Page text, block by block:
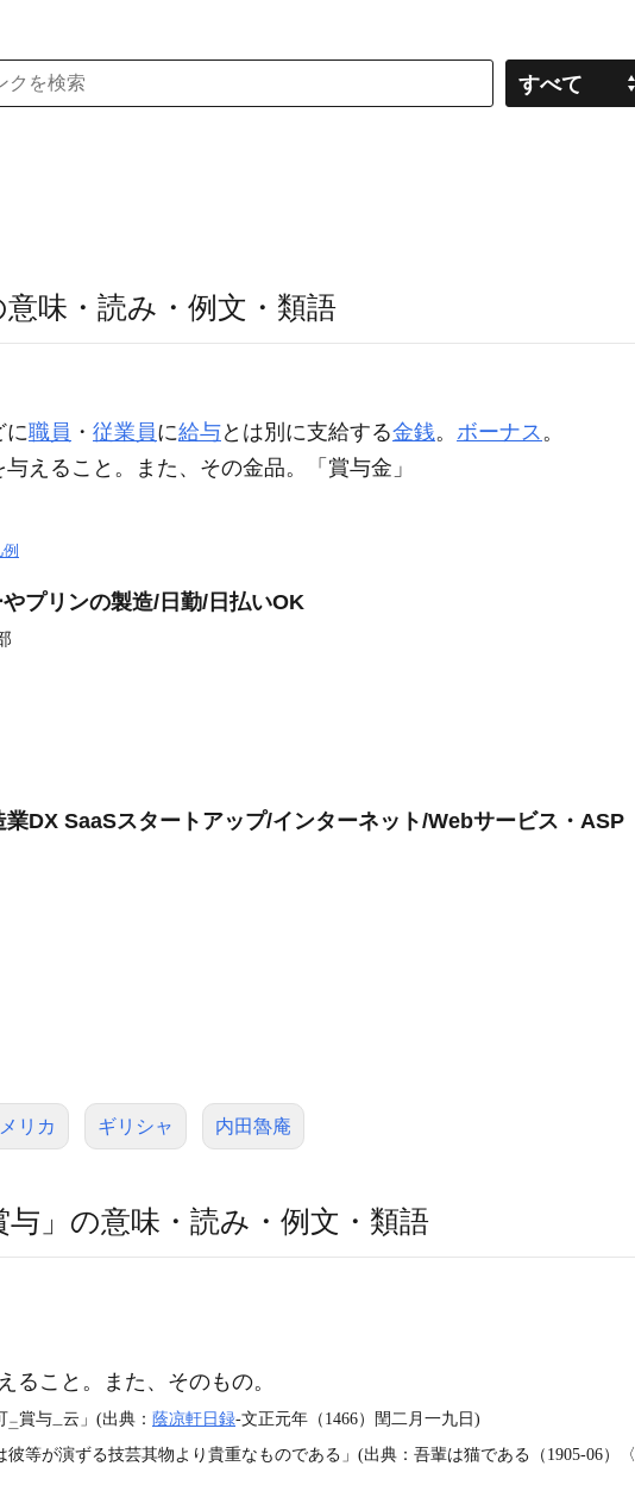
すべて
意味・読み・例文・類語
に職員 ・ 従業員に給与とは別に支給する金銭。 ボーナス。
与えること。また、その金品。「 賞与金」
例
プリンの製造/日勤/日払いOK
業DX SaaSスタートアップ/インターネット/Webサービス・ASP
リカ ギリシャ 内田魯庵
与」の意味・読み・例文・類語
こと。また、そのもの。
二賞与一云」(出典： 蔭凉軒日録‐文正元年（1466）閏二月一九日)
等が演ずる技芸其物より貴重なものである」(出典：吾輩は猫である（1905‐06）〈